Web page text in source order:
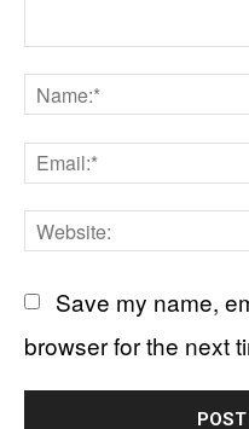
Comment:
Save my name,
browser for the next